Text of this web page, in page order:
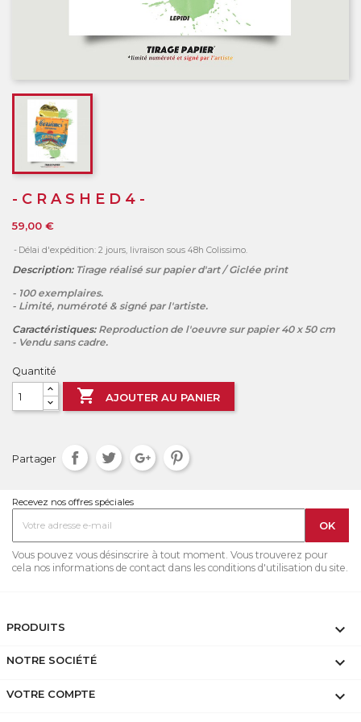
- C R A S H E D 4 -
59,00 €
Délai d'expédition: 2 jours, livraison sous 48h Colissimo.
Description: Tirage réalisé sur papier d'art / Giclée print
- 100 exemplaires.
- Limité, numéroté & signé par l'artiste.
Caractéristiques: Reproduction de l'oeuvre sur papier 40 x 50 cm
- Vendu sans cadre.
Quantité
 AJOUTER AU PANIER
Partager
Recevez nos offres spéciales
Vous pouvez vous désinscrire à tout moment. Vous trouverez pour
cela nos informations de contact dans les conditions d'utilisation du site.
PRODUITS 
NOTRE SOCIÉTÉ 
VOTRE COMPTE 